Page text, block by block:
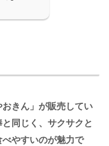
きん」が販売してい
同じく、サクサクと
やすいのが魅力で